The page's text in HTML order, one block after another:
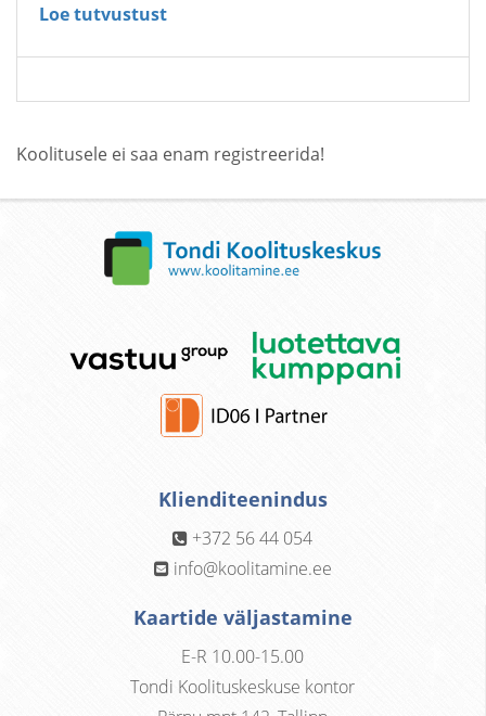
Loe tutvustust
Koolitusele ei saa enam registreerida!
Klienditeenindus
+372 56 44 054
info@koolitamine.ee
Kaartide väljastamine
E-R 10.00-15.00
Tondi Koolituskeskuse kontor